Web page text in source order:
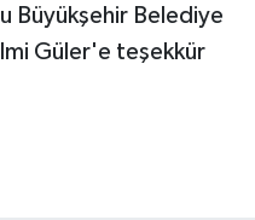
Büyükşehir Belediye
Güler'e teşekkür